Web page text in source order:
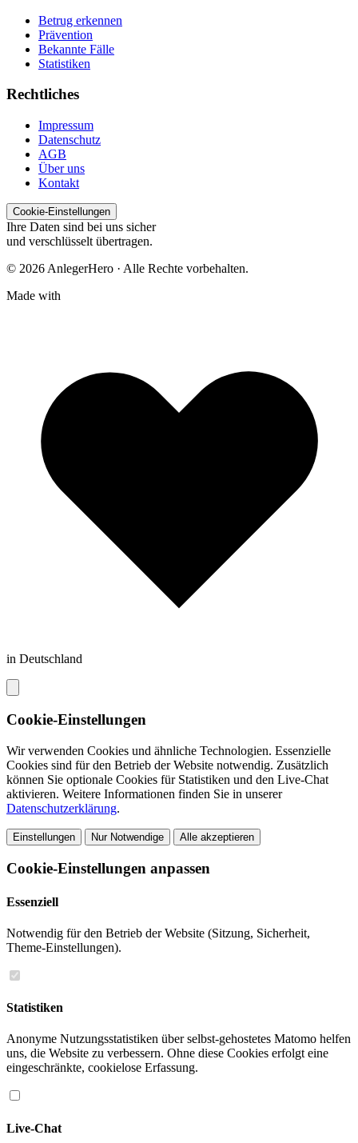
Betrug erkennen
Prävention
Bekannte Fälle
Statistiken
Rechtliches
Impressum
Datenschutz
AGB
Über uns
Kontakt
Cookie-Einstellungen
Ihre Daten sind bei uns sicher
und verschlüsselt übertragen.
© 2026 AnlegerHero · Alle Rechte vorbehalten.
Made with
in Deutschland
Cookie-Einstellungen
Wir verwenden Cookies und ähnliche Technologien. Essenzielle
Cookies sind für den Betrieb der Website notwendig. Zusätzlich
können Sie optionale Cookies für Statistiken und den Live-Chat
aktivieren. Weitere Informationen finden Sie in unserer
Datenschutzerklärung.
Einstellungen Nur Notwendige Alle akzeptieren
Cookie-Einstellungen anpassen
Essenziell
Notwendig für den Betrieb der Website (Sitzung, Sicherheit,
Theme-Einstellungen).
Statistiken
Anonyme Nutzungsstatistiken über selbst-gehostetes Matomo helfen
uns, die Website zu verbessern. Ohne diese Cookies erfolgt eine
eingeschränkte, cookielose Erfassung.
Live-Chat